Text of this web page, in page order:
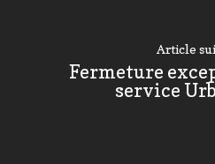
Article
Fermeture
service